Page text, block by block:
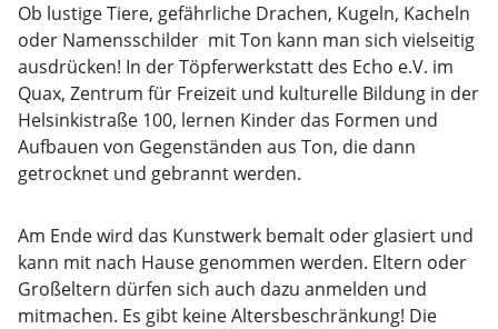
Ob lustige Tiere, gefährliche Drachen, Kugeln, Kacheln
oder Namensschilder  mit Ton kann man sich vielseitig
ausdrücken! In der Töpferwerkstatt des Echo e.V. im
Quax, Zentrum für Freizeit und kulturelle Bildung in der
Helsinkistraße 100, lernen Kinder das Formen und
Aufbauen von Gegenständen aus Ton, die dann
getrocknet und gebrannt werden.
Am Ende wird das Kunstwerk bemalt oder glasiert und
kann mit nach Hause genommen werden. Eltern oder
Großeltern dürfen sich auch dazu anmelden und
mitmachen. Es gibt keine Altersbeschränkung! Die